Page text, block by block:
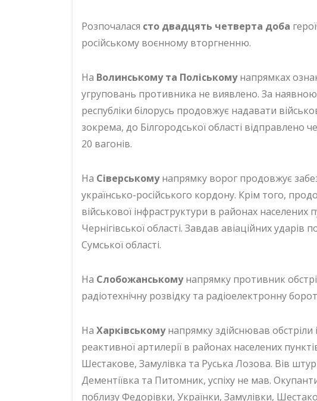
Розпочалася сто двадцять четверта доба
російському воєнному вторгненню.
На Волинському та Поліськомунапрямках
угруповань противника не виявлено. За
республіки білорусь продовжує надавати
зокрема, до Білгородської області відправлено
20 вагонів.
На Сіверськомунапрямку ворог продовжує
українсько-російського кордону. Крім того,
військової інфраструктури в районах населених
Чернігівської області. Завдав авіаційних
Сумської області.
На Слобожанськомунапрямку противник
радіотехнічну розвідку та радіоелектронну
На Харківськомунапрямку здійснював обстріли
реактивної артилерії в районах населених
Шестакове, Замулівка та Руська Лозова. Вів
Дементіївка та Питомник, успіху не мав.
поблизу Федорівки, Українки, Замулівки,